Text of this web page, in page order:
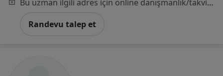
Bu uzman ilgili adres için online danışmanlık/takvim sunmuyor.
Randevu talep et